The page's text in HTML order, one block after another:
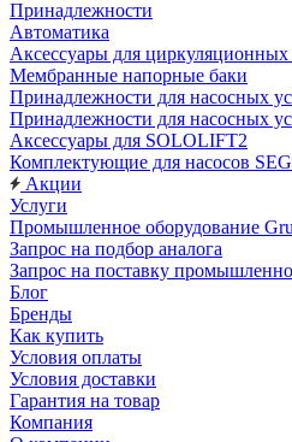
Принадлежности
Автоматика
Аксессуары для циркуляционных
Мембранные напорные баки
Принадлежности для насосных
Принадлежности для насосных
Аксессуары для SOLOLIFT2
Комплектующие для насосов SEG
Акции
Услуги
Промышленное оборудование
Запрос на подбор аналога
Запрос на поставку
Блог
Бренды
Как купить
Условия оплаты
Условия доставки
Гарантия на товар
Компания